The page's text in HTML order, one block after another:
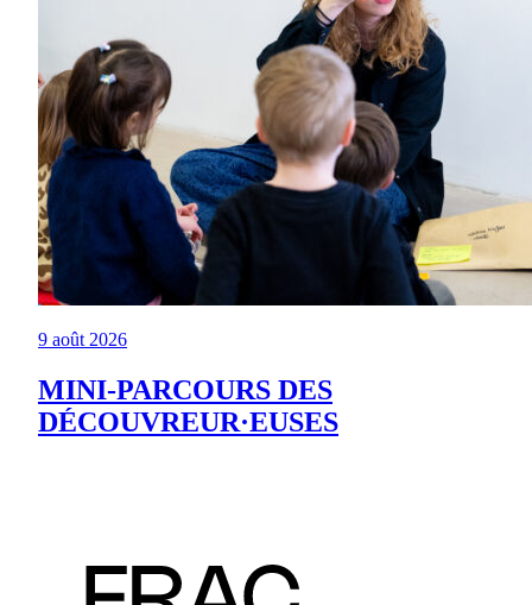
9 août 2026
MINI-PARCOURS DES
DÉCOUVREUR·EUSES